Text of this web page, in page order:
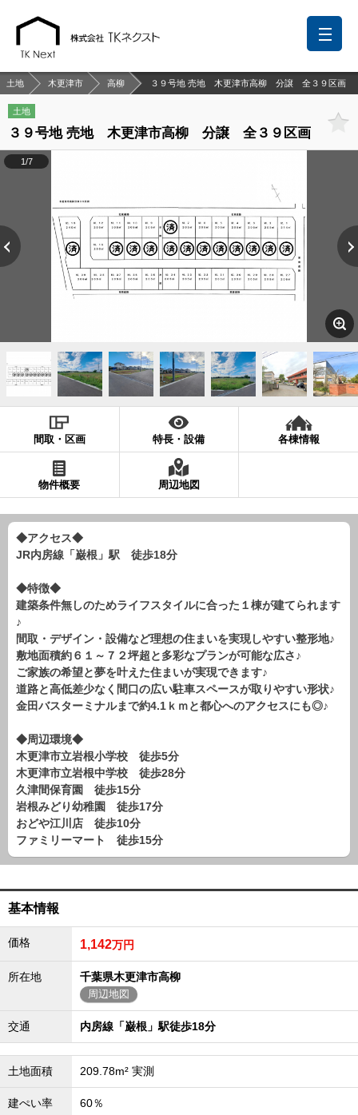
土地 木更津市 高柳 ３９号地 売地 木更津市高柳 分譲 全３９区画
土地
３９号地 売地 木更津市高柳 分譲 全３９区画
1/7
間取・区画 特長・設備 各棟情報
物件概要 周辺地図
◆アクセス◆
JR内房線「巌根」駅 徒歩18分
◆特徴◆
建築条件無しのためライフスタイルに合った１棟が建てられます
♪
間取・デザイン・設備など理想の住まいを実現しやすい整形地♪
敷地面積約６１～７２坪超と多彩なプランが可能な広さ♪
ご家族の希望と夢を叶えた住まいが実現できます♪
道路と高低差少なく間口の広い駐車スペースが取りやすい形状♪
金田バスターミナルまで約4.1ｋｍと都心へのアクセスにも◎♪
◆周辺環境◆
木更津市立岩根小学校 徒歩5分
木更津市立岩根中学校 徒歩28分
久津間保育園 徒歩15分
岩根みどり幼稚園 徒歩17分
おどや江川店 徒歩10分
ファミリーマート 徒歩15分
基本情報
価格 1,142万円
所在地 千葉県木更津市高柳
周辺地図
交通 内房線「巌根」駅徒歩18分
土地面積 209.78m² 実測
建ぺい率 60％
前回の履歴 検討リスト 保存した検索条件
お問い合わせ
営業メールは固くお断りします
お知らせ
現地販売会情報
千葉本店 松戸支店 成田支店 木更津支店
東京支店
神奈川支店
スタッフ紹介
千葉本店 成田支店
神奈川支店
沖縄支店
売却査定
お問い合わせ
プライバシーポリシー
物件検索
新築一戸建
エリアから探す
中古一戸建
エリアから探す
路線から探す
マンション
エリアから探す
エリアから探す
路線から探す
エリアから物件検索
松戸･柏方面エリア
松戸･柏方面エリアの新築一戸建
松戸･柏方面エリアの土地
成田･銚子方面エリア